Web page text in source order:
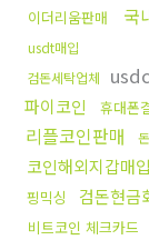
이더리움판매 국
usdt매입
검돈세탁업체
파이코인 휴대폰
리플코인판매
코인해외지갑매입
핑믹싱 검돈현금
비트코인 체크카드